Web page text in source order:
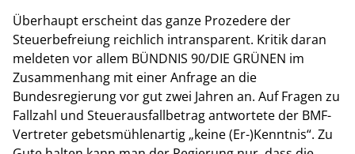
Überhaupt erscheint das ganze Prozedere der
Steuerbefreiung reichlich intransparent. Kritik daran
meldeten vor allem BÜNDNIS 90/DIE GRÜNEN im
Zusammenhang mit einer Anfrage an die
Bundesregierung vor gut zwei Jahren an. Auf Fragen zu
Fallzahl und Steuerausfallbetrag antwortete der BMF-
Vertreter gebetsmühlenartig „keine (Er-)Kenntnis“. Zu